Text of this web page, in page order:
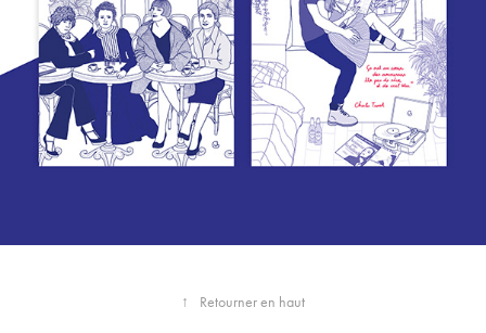
↑ Retourner en haut